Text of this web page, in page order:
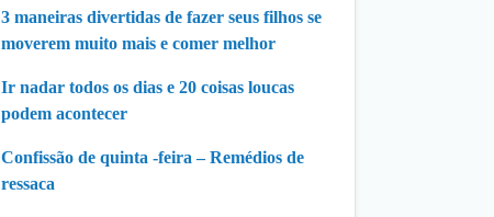
3 maneiras divertidas de fazer seus filhos se
moverem muito mais e comer melhor
Ir nadar todos os dias e 20 coisas loucas
podem acontecer
Confissão de quinta -feira – Remédios de
ressaca